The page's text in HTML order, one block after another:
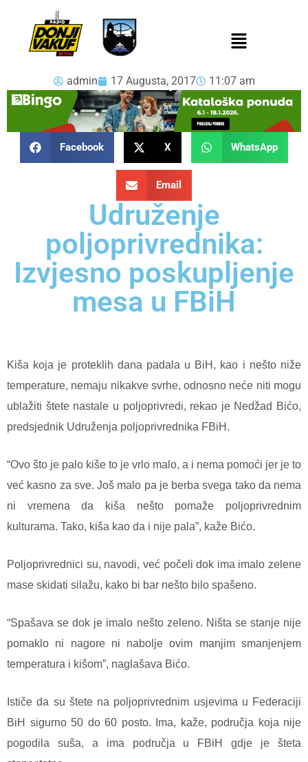
admin 17 Augusta, 2017 11:07 am
Facebook X WhatsApp
Email
Udruženje
poljoprivrednika:
Izvjesno poskupljenje
mesa u FBiH
Kiša koja je proteklih dana padala u BiH, kao i nešto niže
temperature, nemaju nikakve svrhe, odnosno neće niti mogu
ublažiti štete nastale u poljoprivredi, rekao je Nedžad Bićo,
predsjednik Udruženja poljoprivrednika FBiH.
“Ovo što je palo kiše to je vrlo malo, a i nema pomoći jer je to
već kasno za sve. Još malo pa je berba svega tako da nema
ni vremena da kiša nešto pomaže poljoprivrednim
kulturama. Tako, kiša kao da i nije pala”, kaže Bićo.
Poljoprivrednici su, navodi, već počeli dok ima imalo zelene
mase skidati silažu, kako bi bar nešto bilo spašeno.
“Spašava se dok je imalo nešto zeleno. Ništa se stanje nije
pomaklo ni nagore ni nabolje ovim manjim smanjenjem
temperatura i kišom”, naglašava Bićo.
Ističe da su štete na poljoprivrednim usjevima u Federaciji
BiH sigurno 50 do 60 posto. Ima, kaže, područja koja nije
pogodila suša, a ima područja u FBiH gdje je šteta